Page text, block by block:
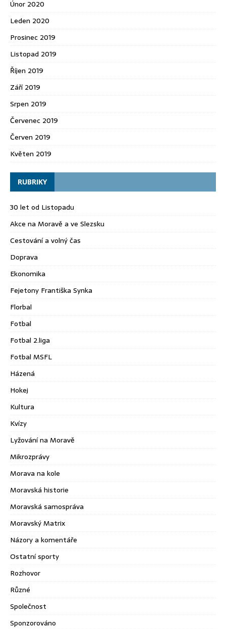
Únor 2020
Leden 2020
Prosinec 2019
Listopad 2019
Říjen 2019
Září 2019
Srpen 2019
Červenec 2019
Červen 2019
Květen 2019
RUBRIKY
30 let od Listopadu
Akce na Moravě a ve Slezsku
Cestování a volný čas
Doprava
Ekonomika
Fejetony Františka Synka
Florbal
Fotbal
Fotbal 2.liga
Fotbal MSFL
Házená
Hokej
Kultura
Kvízy
Lyžování na Moravě
Mikrozprávy
Morava na kole
Moravská historie
Moravská samospráva
Moravský Matrix
Názory a komentáře
Ostatní sporty
Rozhovor
Různé
Společnost
Sponzorováno